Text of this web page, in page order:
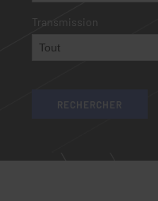
Transmission